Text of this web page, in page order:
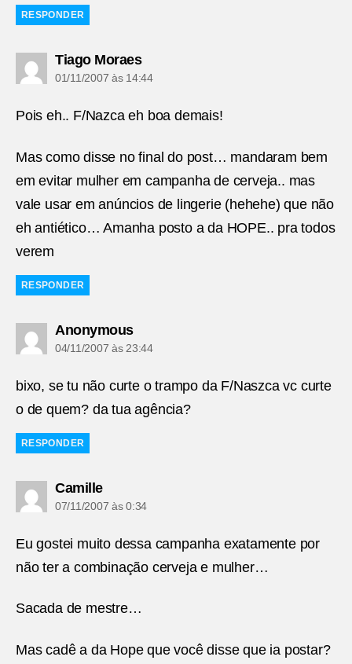
RESPONDER
Tiago Moraesdiz:
01/11/2007 às 14:44
Pois eh.. F/Nazca eh boa demais!
Mas como disse no final do post… mandaram bem
em evitar mulher em campanha de cerveja.. mas
vale usar em anúncios de lingerie (hehehe) que não
eh antiético… Amanha posto a da HOPE.. pra todos
verem
RESPONDER
Anonymousdiz:
04/11/2007 às 23:44
bixo, se tu não curte o trampo da F/Naszca vc curte
o de quem? da tua agência?
RESPONDER
Camillediz:
07/11/2007 às 0:34
Eu gostei muito dessa campanha exatamente por
não ter a combinação cerveja e mulher…
Sacada de mestre…
Mas cadê a da Hope que você disse que ia postar?